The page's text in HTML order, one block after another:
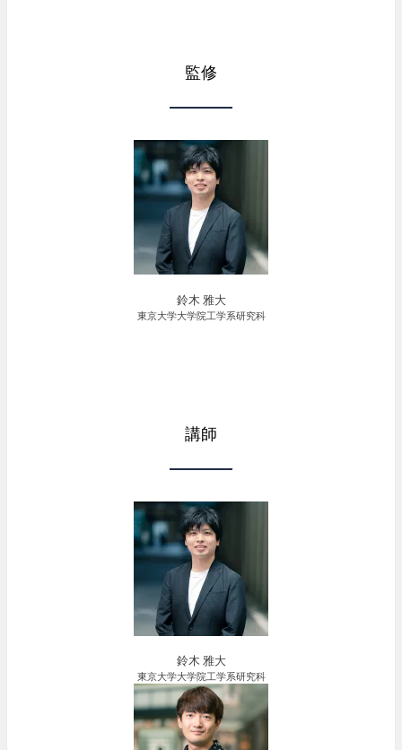
監修
鈴木 雅大
東京大学大学院工学系研究科
講師
鈴木 雅大
東京大学大学院工学系研究科